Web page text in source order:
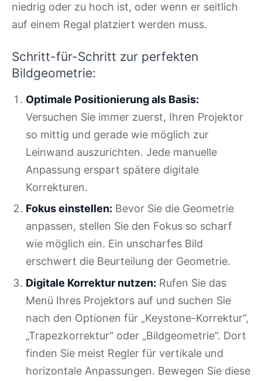
niedrig oder zu hoch ist, oder wenn er seitlich
auf einem Regal platziert werden muss.
Schritt-für-Schritt zur perfekten
Bildgeometrie:
Optimale Positionierung als Basis:
Versuchen Sie immer zuerst, Ihren Projektor
so mittig und gerade wie möglich zur
Leinwand auszurichten. Jede manuelle
Anpassung erspart spätere digitale
Korrekturen.
Fokus einstellen: Bevor Sie die Geometrie
anpassen, stellen Sie den Fokus so scharf
wie möglich ein. Ein unscharfes Bild
erschwert die Beurteilung der Geometrie.
Digitale Korrektur nutzen: Rufen Sie das
Menü Ihres Projektors auf und suchen Sie
nach den Optionen für „Keystone-Korrektur“,
„Trapezkorrektur“ oder „Bildgeometrie“. Dort
finden Sie meist Regler für vertikale und
horizontale Anpassungen. Bewegen Sie diese